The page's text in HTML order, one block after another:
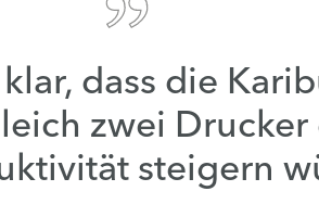
dass die
zwei Drucker
steigern